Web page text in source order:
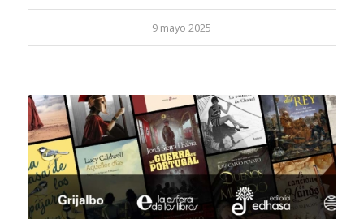
9 mayo 2025